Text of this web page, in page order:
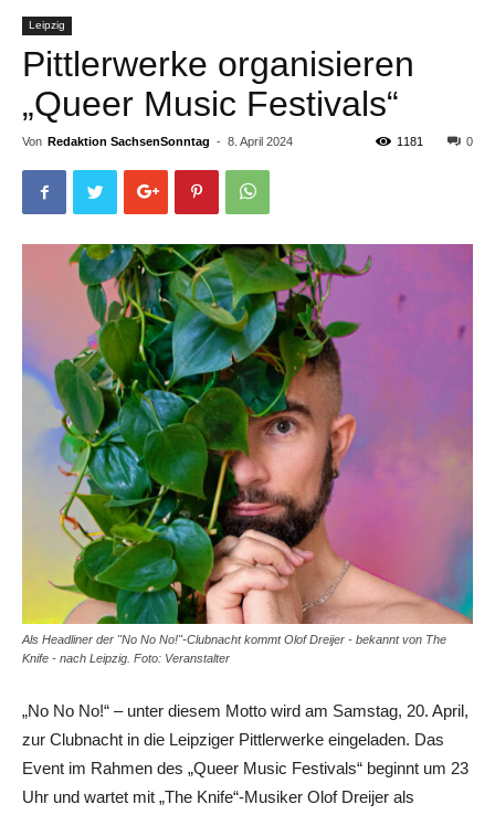
Leipzig
Pittlerwerke organisieren
„Queer Music Festivals“
Von Redaktion SachsenSonntag - 8. April 2024 0
1181
Als Headliner der "No No No!"-Clubnacht kommt Olof Dreijer - bekannt von The
Knife - nach Leipzig. Foto: Veranstalter
„No No No!“ – unter diesem Motto wird am Samstag, 20. April,
zur Clubnacht in die Leipziger Pittlerwerke eingeladen. Das
Event im Rahmen des „Queer Music Festivals“ beginnt um 23
Uhr und wartet mit „The Knife“-Musiker Olof Dreijer als